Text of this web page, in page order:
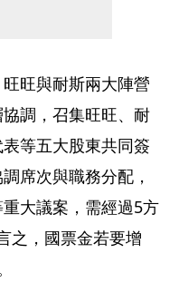
旺與耐斯兩大陣營
調，召集旺旺、耐
等五大股東共同簽
席次與職務分配，
大議案，需經過5方
之，國票金若要增